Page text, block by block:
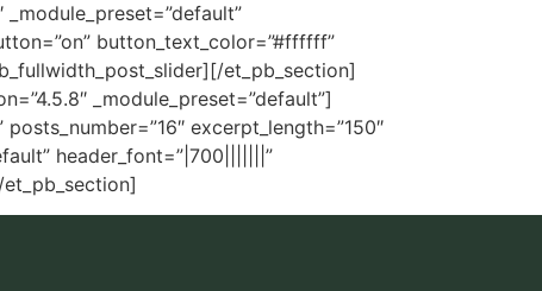
_module_preset=”default”
button_text_color=”#ffffff”
et_pb_section]
_module_preset=”default”]
excerpt_length=”150″
header_font=”|700|||||||”